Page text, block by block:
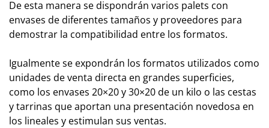
De esta manera se dispondrán varios palets con
envases de diferentes tamaños y proveedores para
demostrar la compatibilidad entre los formatos.
Igualmente se expondrán los formatos utilizados como
unidades de venta directa en grandes superficies,
como los envases 20×20 y 30×20 de un kilo o las cestas
y tarrinas que aportan una presentación novedosa en
los lineales y estimulan sus ventas.